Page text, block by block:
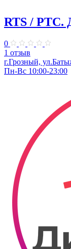
RTS / РТС.
0
1 отзыв
г.Грозный,
Пн-Вс 10:00-23:00